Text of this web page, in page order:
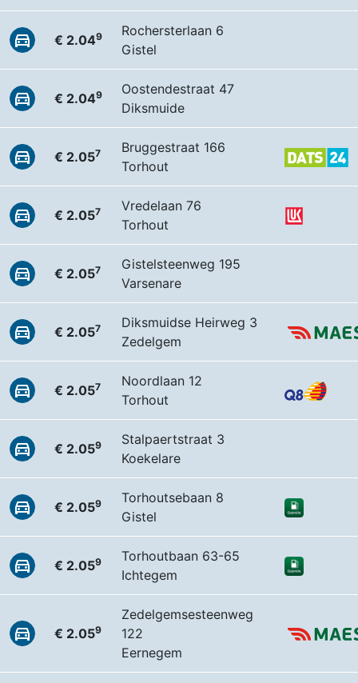
€ 2.049
Rochersterlaan 6
Gistel
€ 2.049
Oostendestraat 47
Diksmuide
€ 2.057
Bruggestraat 166
Torhout
€ 2.057
Vredelaan 76
Torhout
€ 2.057
Gistelsteenweg 195
Varsenare
€ 2.057
Diksmuidse Heirweg 3
Zedelgem
€ 2.057
Noordlaan 12
Torhout
€ 2.059
Stalpaertstraat 3
Koekelare
€ 2.059
Torhoutsebaan 8
Gistel
€ 2.059
Torhoutbaan 63-65
Ichtegem
€ 2.059
Zedelgemsesteenweg
122
Eernegem